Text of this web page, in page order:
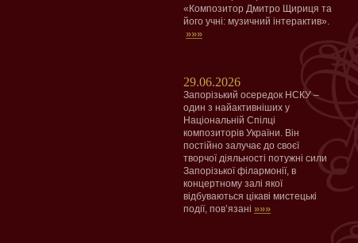
«Композитор Дмитро Щириця та
його учні: музичний інтерактив».
»»»
29.06.2026
Запорізький осередок НСКУ –
один з найактивніших у
Національній Спілці
композиторів України. Він
постійно залучає до своєї
творчої діяльності потужні сили
Запорізької філармонії, в
концертному залі якої
відбуваються цікаві мистецькі
події, пов’язані »»»